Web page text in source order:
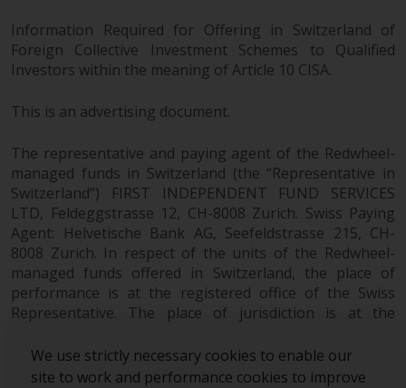
We use strictly necessary cookies to enable our
site to work and performance cookies to improve
Information Required for Offering in Switzerland of
Foreign Collective Investment Schemes to Qualified
Investors within the meaning of Article 10 CISA.
This is an advertising document.
The representative and paying agent of the Redwheel-
managed funds in Switzerland (the “Representative in
Switzerland”) FIRST INDEPENDENT FUND SERVICES
LTD, Feldeggstrasse 12, CH-8008 Zurich. Swiss Paying
Agent: Helvetische Bank AG, Seefeldstrasse 215, CH-
8008 Zurich. In respect of the units of the Redwheel-
managed funds offered in Switzerland, the place of
performance is at the registered office of the Swiss
Representative. The place of jurisdiction is at the
registered office or place of residence of the investor.